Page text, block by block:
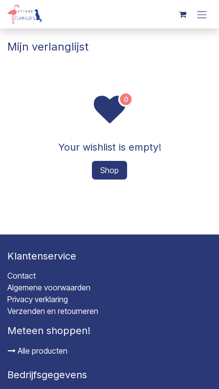
Overslaan naar inhoud
Mijn verlanglijst
Your wishlist is empty!
Shop
Klantenservice
Contact
Algemene voorwaarden
Privacy verklaring
Verzenden en retourneren
Meteen shoppen!
Alle producten
Bedrijfsgegevens